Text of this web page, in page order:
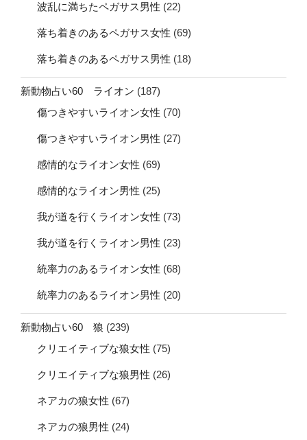
波乱に満ちたペガサス男性 (22)
落ち着きのあるペガサス女性 (69)
落ち着きのあるペガサス男性 (18)
新動物占い60 ライオン (187)
傷つきやすいライオン女性 (70)
傷つきやすいライオン男性 (27)
感情的なライオン女性 (69)
感情的なライオン男性 (25)
我が道を行くライオン女性 (73)
我が道を行くライオン男性 (23)
統率力のあるライオン女性 (68)
統率力のあるライオン男性 (20)
新動物占い60 狼 (239)
クリエイティブな狼女性 (75)
クリエイティブな狼男性 (26)
ネアカの狼女性 (67)
ネアカの狼男性 (24)